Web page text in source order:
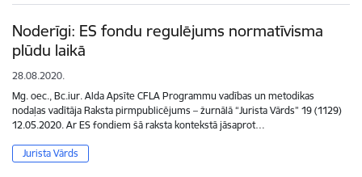
Noderīgi: ES fondu regulējums normatīvisma
plūdu laikā
28.08.2020.
Mg. oec., Bc.iur. Alda Apsīte CFLA Programmu vadības un metodikas
nodaļas vadītāja Raksta pirmpublicējums – žurnālā “Jurista Vārds” 19 (1129)
12.05.2020. Ar ES fondiem šā raksta kontekstā jāsaprot…
Jurista Vārds